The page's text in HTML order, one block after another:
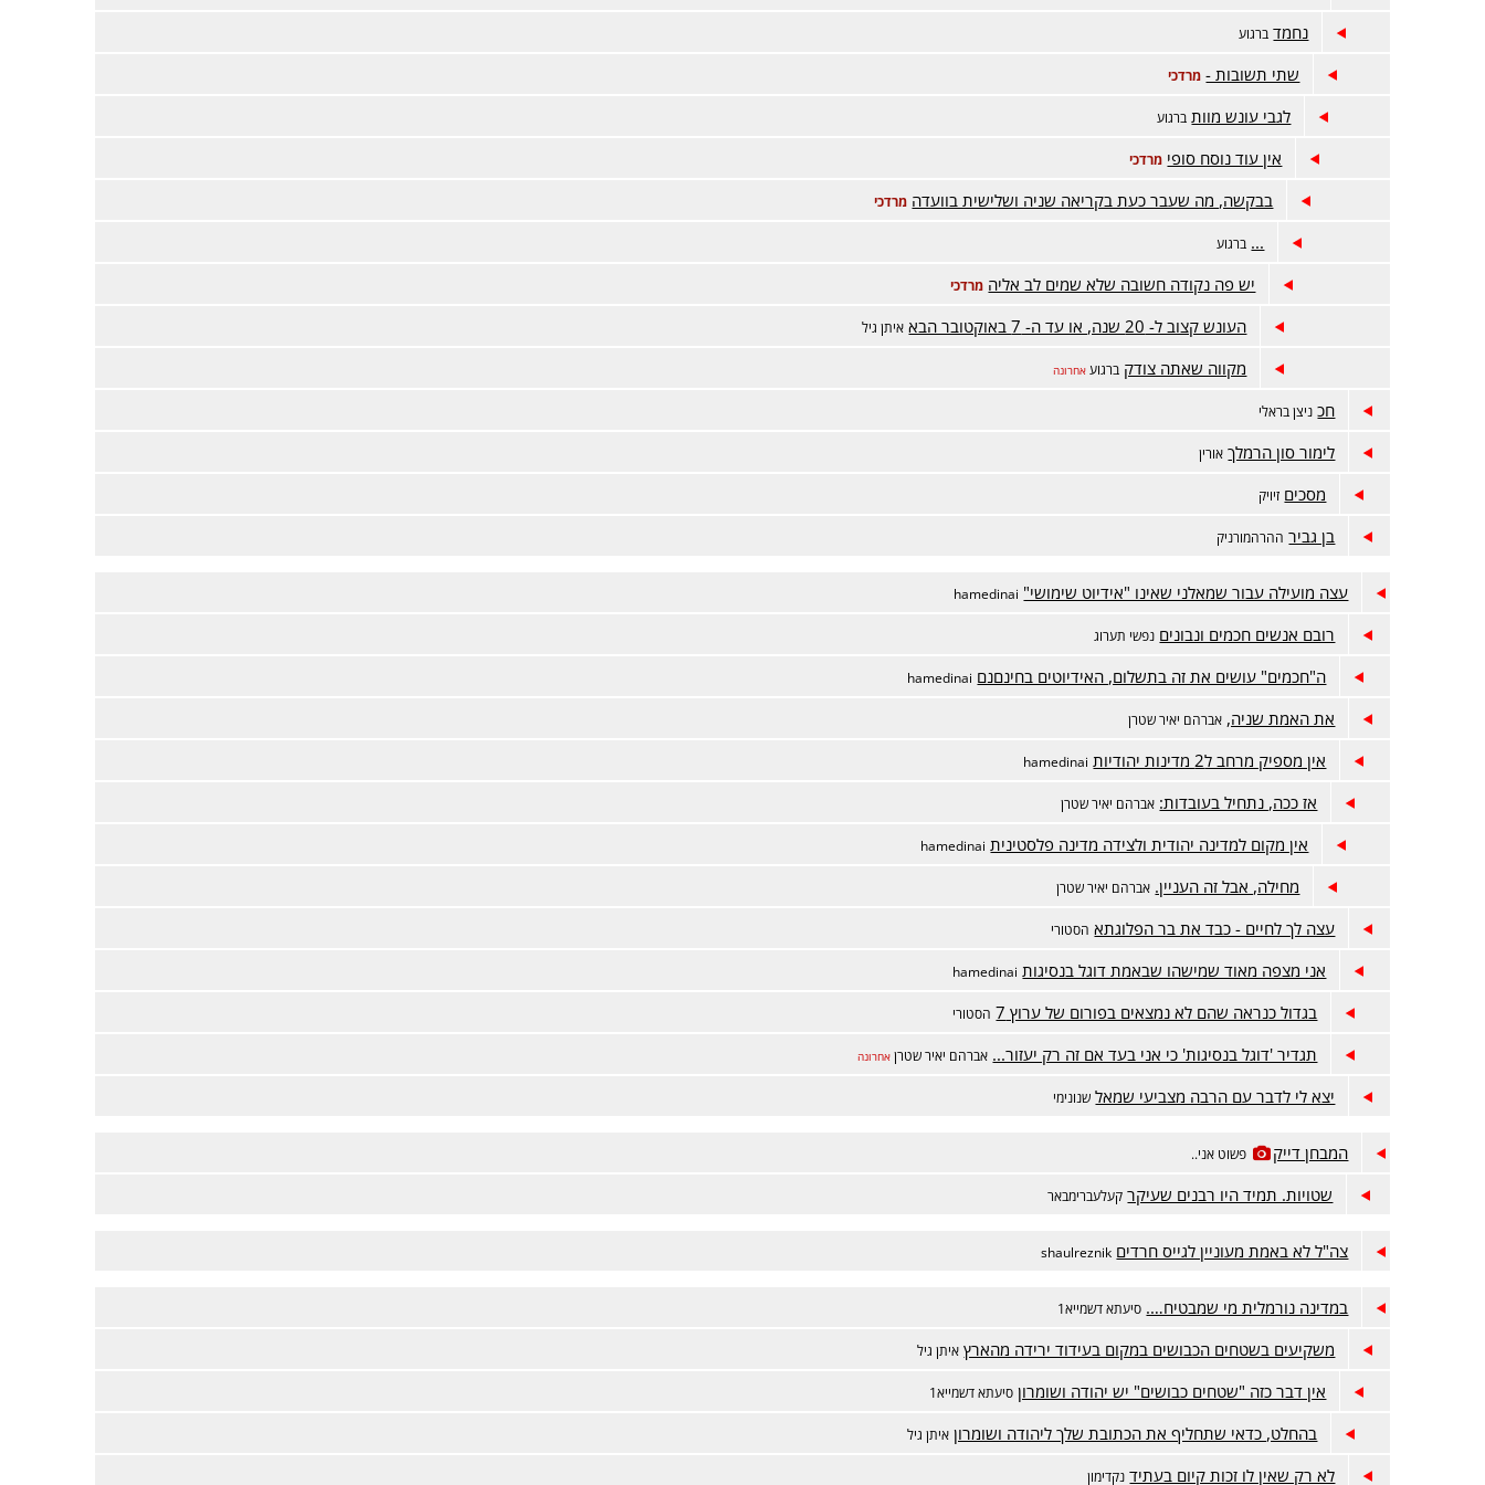
נחמד ברגוע
שתי תשובות - מרדכי
לגבי עונש מוות ברגוע
אין עוד נוסח סופי מרדכי
בבקשה, מה שעבר כעת בקריאה שניה ושלישית בוועדה מרדכי
... ברגוע
יש פה נקודה חשובה שלא שמים לב אליה מרדכי
העונש קצוב ל- 20 שנה, או עד ה- 7 באוקטובר הבא איתן גיל
מקווה שאתה צודק ברגוע אחרונה
חכ ניצן בראלי
לימור סון הרמלך אורין
מסכים זיויק
בן גביר ההרהמורניק
עצה מועילה עבור שמאלני שאינו "אידיוט שימושי" hamedinai
רובם אנשים חכמים ונבונים נפשי תערוג
ה"חכמים" עושים את זה בתשלום, האידיוטים בחינםנם hamedinai
את האמת שניה, אברהם יאיר שטרן
אין מספיק מרחב ל2 מדינות יהודיות hamedinai
אז ככה, נתחיל בעובדות: אברהם יאיר שטרן
אין מקום למדינה יהודית ולצידה מדינה פלסטינית hamedinai
מחילה, אבל זה העניין. אברהם יאיר שטרן
עצה לך לחיים - כבד את בר הפלוגתא הסטורי
אני מצפה מאוד שמישהו שבאמת דוגל בנסיגות hamedinai
בגדול כנראה שהם לא נמצאים בפורום של ערוץ 7 הסטורי
תגדיר 'דוגל בנסיגות' כי אני בעד אם זה רק יעזור... אברהם יאיר שטרן אחרונה
יצא לי לדבר עם הרבה מצביעי שמאל שנונימי
המבחן דייק פשוט אני..
שטויות. תמיד היו רבנים שעיקר קעלעברימבאר
צה"ל לא באמת מעוניין לגייס חרדים shaulreznik
במדינה נורמלית מי שמבטיח…. סיעתא דשמייא1
משקיעים בשטחים הכבושים במקום בעידוד ירידה מהארץ איתן גיל
אין דבר כזה "שטחים כבושים" יש יהודה ושומרון סיעתא דשמייא1
בהחלט, כדאי שתחליף את הכתובת שלך ליהודה ושומרון איתן גיל
לא רק שאין לו זכות קיום בעתיד נקדימון